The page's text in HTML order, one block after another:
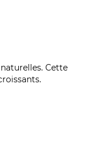
Cette